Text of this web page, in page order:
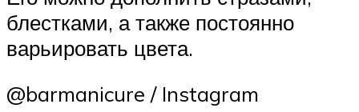
блестками, а также постоянно
варьировать цвета.
@barmanicure / Instagram